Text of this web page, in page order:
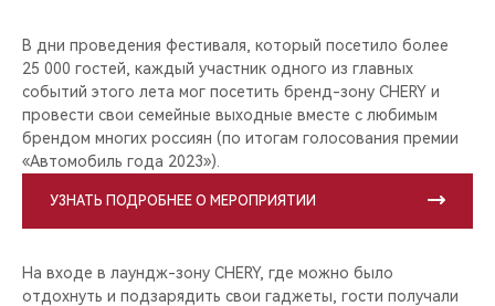
В дни проведения фестиваля, который посетило более
25 000 гостей, каждый участник одного из главных
событий этого лета мог посетить бренд-зону CHERY и
провести свои семейные выходные вместе с любимым
брендом многих россиян (по итогам голосования премии
«Автомобиль года 2023»).
УЗНАТЬ ПОДРОБНЕЕ О МЕРОПРИЯТИИ
На входе в лаундж-зону CHERY, где можно было
отдохнуть и подзарядить свои гаджеты, гости получали